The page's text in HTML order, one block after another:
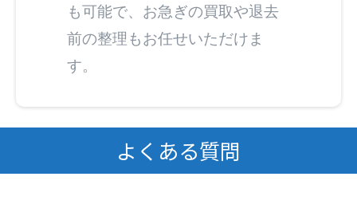
も可能で、お急ぎの買取や退去
前の整理もお任せいただけま
す。
よくある質問